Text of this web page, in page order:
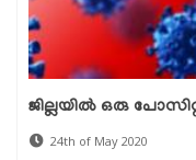
ജില്ലയില്‍ ഒരു
24th of May 2020